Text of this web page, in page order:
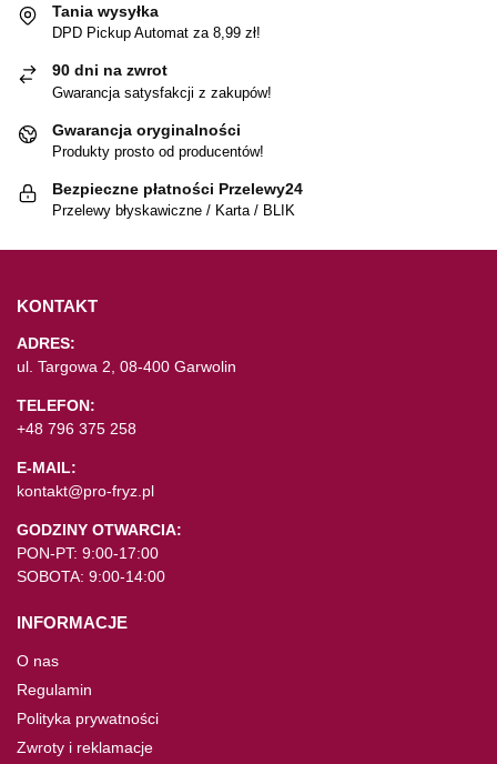
Tania wysyłka
DPD Pickup Automat za 8,99 zł!
90 dni na zwrot
Gwarancja satysfakcji z zakupów!
Gwarancja oryginalności
Produkty prosto od producentów!
Bezpieczne płatności Przelewy24
Przelewy błyskawiczne / Karta / BLIK
KONTAKT
ADRES:
ul. Targowa 2, 08-400 Garwolin
TELEFON:
+48 796 375 258
E-MAIL:
kontakt@pro-fryz.pl
GODZINY OTWARCIA:
PON-PT: 9:00-17:00
SOBOTA: 9:00-14:00
INFORMACJE
O nas
Regulamin
Polityka prywatności
Zwroty i reklamacje